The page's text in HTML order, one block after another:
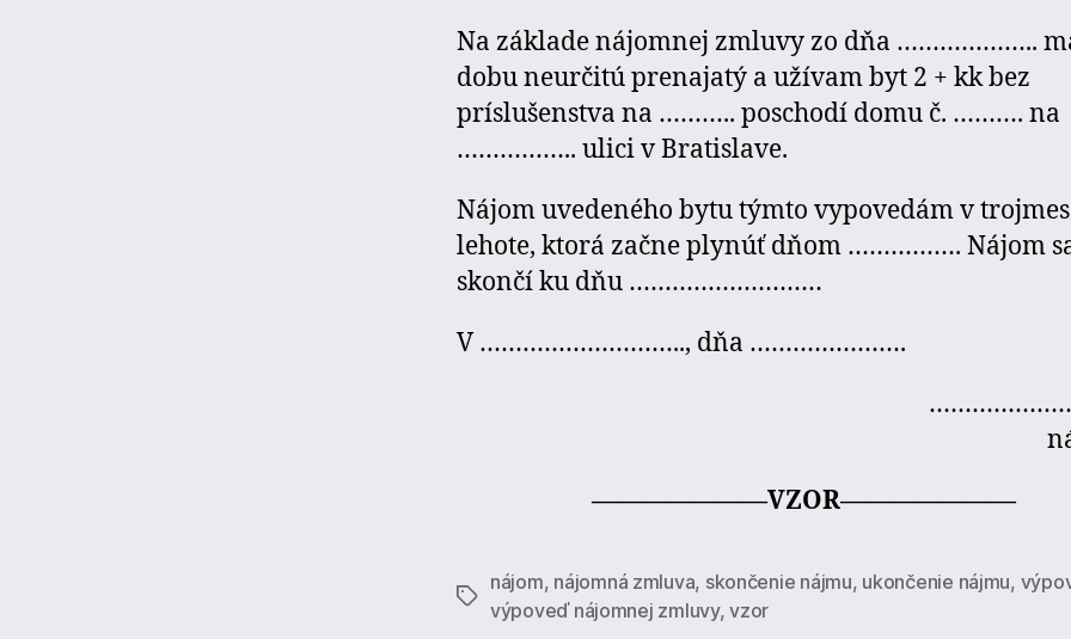
Na základe nájomnej zmluvy zo dňa ………………..
dobu neurčitú prenajatý a užívam byt 2 + kk bez
príslušenstva na ……….. poschodí domu č. ………. na
…………….. ulici v Bratislave.
Nájom uvedeného bytu týmto vypovedám v
lehote, ktorá začne plynúť dňom ……………. Nájom
skončí ku dňu ………………………
V ……………………….., dňa ………………….
———————VZOR———————
Značky
nájom, nájomná zmluva, skončenie nájmu, ukončenie nájmu,
výpoveď nájomnej zmluvy,vzor